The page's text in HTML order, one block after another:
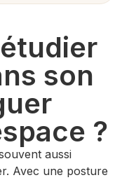
son
?
aussi
Avec une posture